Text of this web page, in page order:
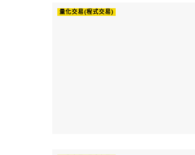
量化交易(程式交易)